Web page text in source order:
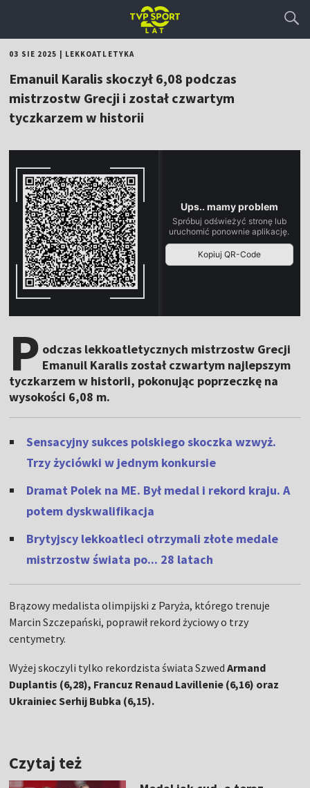
03 SIE 2025 LEKKOATLETYKA
Emanuil Karalis skoczył 6,08 podczas
mistrzostw Grecji i został czwartym
tyczkarzem w historii
P odczas lekkoatletycznych mistrzostw Grecji
Emanuil Karalis został czwartym najlepszym
tyczkarzem w historii, pokonując poprzeczkę na
wysokości 6,08 m.
Sensacyjny sukces polskiego skoczka wzwyż.
Trzy życiówki w jednym konkursie
Dramat Polek na ME. Był medal i rekord kraju. A
potem dyskwalifikacja
Brytyjscy lekkoatleci otrzymali złote medale
mistrzostw świata po... 28 latach
Brązowy medalista olimpijski z Paryża, którego trenuje
Marcin Szczepański, poprawił rekord życiowy o trzy
centymetry.
Wyżej skoczyli tylko rekordzista świata Szwed Armand
Duplantis (6,28), Francuz Renaud Lavillenie (6,16) oraz
Ukrainiec Serhij Bubka (6,15).
Czytaj też